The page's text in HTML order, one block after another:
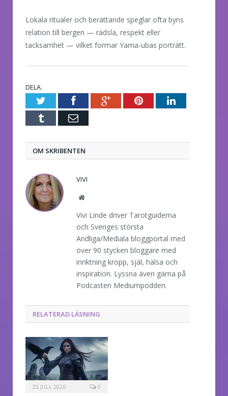
Lokala ritualer och berättande speglar ofta byns
relation till bergen — rädsla, respekt eller
tacksamhet — vilket formar Yama-ubas porträtt.
DELA.
TwitterFacebookGoogle+PinterestLinkedIn
Tumblr E-
OM SKRIBENTEN
VIVI
Website
Vivi Linde driver Tarotguiderna
och Sveriges största
Andliga/Mediala bloggportal med
över 90 stycken bloggare med
inriktning kropp, själ, hälsa och
inspiration. Lyssna även gärna på
Podcasten Mediumpodden.
RELATERAD LÄSNING
23 JULI, 2026 0